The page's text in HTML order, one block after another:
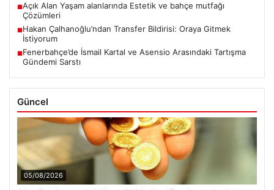
■Açık Alan Yaşam alanlarında Estetik ve bahçe mutfağı
Çözümleri
■Hakan Çalhanoğlu’ndan Transfer Bildirisi: Oraya Gitmek
İstiyorum
■Fenerbahçe’de İsmail Kartal ve Asensio Arasındaki Tartışma
Gündemi Sarstı
Güncel
05/08/2026